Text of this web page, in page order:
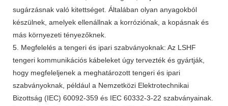
sugárzásnak való kitettséget. Általában olyan anyagokból
készülnek, amelyek ellenállnak a korróziónak, a kopásnak és
más környezeti tényezőknek.
5. Megfelelés a tengeri és ipari szabványoknak: Az LSHF
tengeri kommunikációs kábeleket úgy tervezték és gyártják,
hogy megfeleljenek a meghatározott tengeri és ipari
szabványoknak, például a Nemzetközi Elektrotechnikai
Bizottság (IEC) 60092-359 és IEC 60332-3-22 szabványainak.